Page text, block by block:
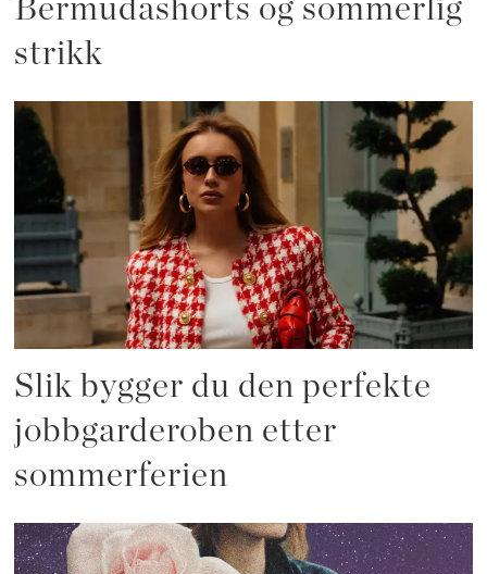
Bermudashorts og sommerlig
strikk
Slik bygger du den perfekte
jobbgarderoben etter
sommerferien